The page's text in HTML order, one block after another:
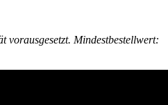
vorausgesetzt. Mindestbestellwert: